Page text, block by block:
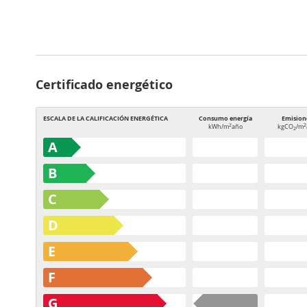
Certificado energético
ESCALA DE LA CALIFICACIÓN ENERGÉTICA Consumo energía
kWh/m2año kgCO2/m2
A
B
C
D
E
F
G